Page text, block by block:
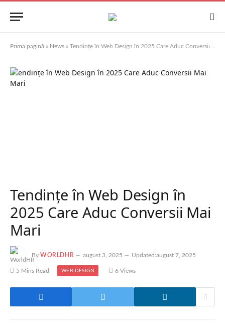
Prima pagină » News » Tendințe în Web Design în 2025 Care Aduc Conversii Mai Mari
Tendințe în Web Design în
2025 Care Aduc Conversii Mai
Mari
By WORLDHR august 3, 2025 Updated:august 7, 2025
5 Mins Read WEB DESIGN 6 Views